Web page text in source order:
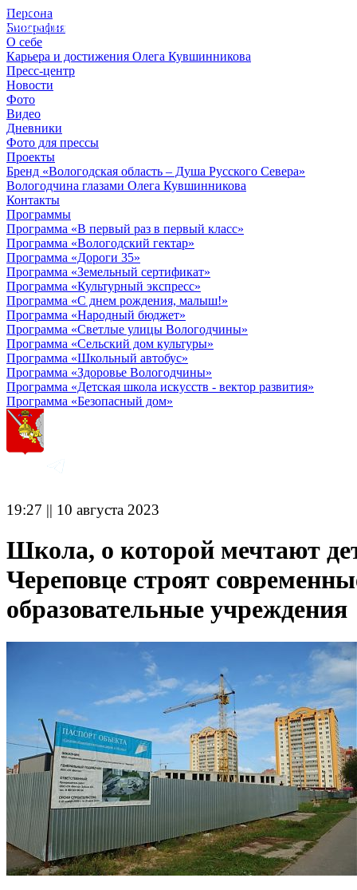
Персона
Биография
О себе
Карьера и достижения Олега Кувшинникова
Пресс-центр
Новости
Фото
Видео
Дневники
Фото для прессы
Проекты
Бренд «Вологодская область – Душа Русского Севера»
Вологодчина глазами Олега Кувшинникова
Контакты
Программы
Программа «В первый раз в первый класс»
Программа «Вологодский гектар»
Программа «Дороги 35»
Программа «Земельный сертификат»
Программа «Культурный экспресс»
Программа «С днем рождения, малыш!»
Программа «Народный бюджет»
Программа «Светлые улицы Вологодчины»
Программа «Сельский дом культуры»
Программа «Школьный автобус»
Программа «Здоровье Вологодчины»
Программа «Детская школа искусств - вектор развития»
Программа «Безопасный дом»
19:27 || 10 августа 2023
Школа, о которой мечтают
Череповце строят
образовательные учреждения
© 2012 - 2023,
КУВШИННИКОВ О.А.